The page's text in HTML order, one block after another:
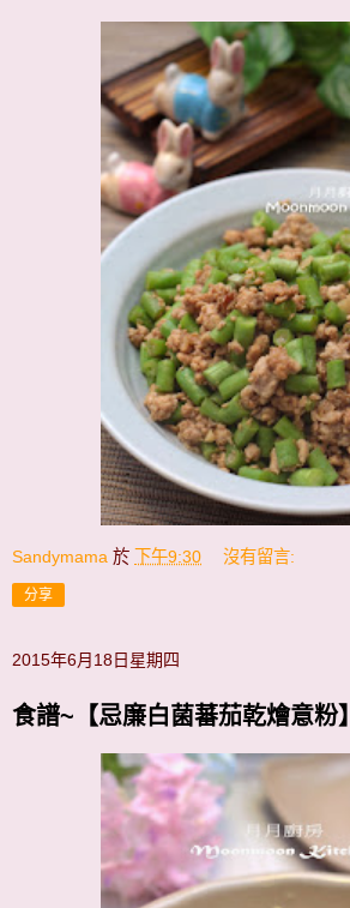
Sandymama 於 下午9:30 沒有留言:
分享
2015年6月18日星期四
食譜~【忌廉白菌蕃茄乾燴意粉】